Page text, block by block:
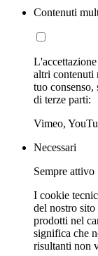
Contenuti
altri contenuti
tuo
di terze parti:
Vimeo,
Necessari
Sempre attivo
I cookie
del nostro
prodotti nel
significa che
risultanti non